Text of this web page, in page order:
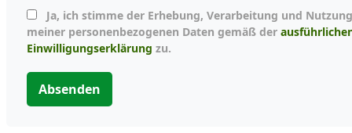
meiner personenbezogenen Daten gemäß der
Einwilligungserklärung zu.
Absenden